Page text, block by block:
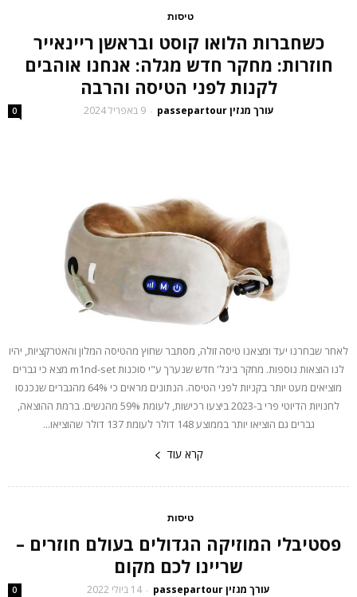
טיסות
כשחברות הלואו קוסט ובראשן ריינאייר
חוזרות: מחקר חדש מגלה: אנחנו אוהבים
לקנות לפני הטיסה והרבה
עורך מגזין passepartour - 9 באפריל 2024 0
לאחר שבחרנו יעד ומצאנו טיסה זולה, מסתבר שחוץ מהטיסה המלון והאטרקציות, יהיו
לנו הוצאות נוספות. מחקר בינל' חדש שנערך ע"י סוכנות m1nd-set מצא כי גברים
מוציאים מעט יותר בקניות לפני הטיסה. הנתונים מראים כי 64% מהגברים שנכנסו
לחנויות הדיוטי פרי ב-2023 ביצעו רכישות, לעומת 59% מהנשים. ברמת ההוצאה,
גברים גם הוציאו יותר בממוצע 148 דולר לעומת 137 דולר שהוציאו...
קרא עוד
טיסות
פסטיבלי המוזיקה הגדולים בעולם חוזרים –
שריינו לכם מקום
עורך מגזין passepartour - 14 ביולי 2022 0